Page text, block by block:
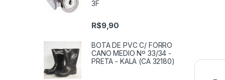
3F
R$9,90
BOTA DE PVC C/ FORRO
CANO MEDIO Nº 33/34 -
PRETA - KALA (CA 32180)